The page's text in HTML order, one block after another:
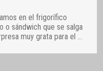
en el frigorífico
o sándwich que se salga
muy grata para el …